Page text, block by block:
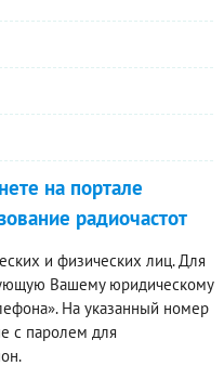
на портале
радиочастот
и физических лиц. Для
Вашему юридическому
На указанный номер
с паролем для